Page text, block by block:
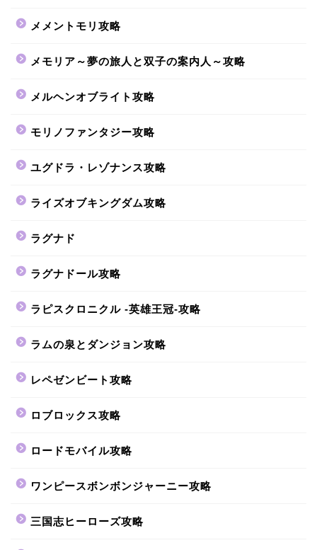
メメントモリ攻略
メモリア～夢の旅人と双子の案内人～攻略
メルヘンオブライト攻略
モリノファンタジー攻略
ユグドラ・レゾナンス攻略
ライズオブキングダム攻略
ラグナド
ラグナドール攻略
ラピスクロニクル -英雄王冠-攻略
ラムの泉とダンジョン攻略
レペゼンビート攻略
ロブロックス攻略
ロードモバイル攻略
ワンピースボンボンジャーニー攻略
三国志ヒーローズ攻略